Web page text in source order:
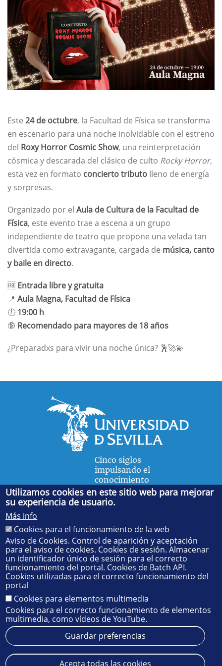
Este 24 de octubre, la Facultad de Física se transforma
en escenario para una noche inolvidable con el estreno
del Roxy Horror Cosmic Show, una reinterpretación
cósmica y descarada del clásico de culto Rocky Horror,
esta vez en formato concierto tributo lleno de energía
y sorpresas.
Organizado por el Aula de Cultura de la Facultad de
Física, este evento trae a escena a un grupo
independiente de teatro que propone una velada tan
divertida como extravagante, cargada de música, canto
y baile en directo.
🆓 Entrada libre y gratuita
📍 Aula Magna, Facultad de Física
🕖 19:00 h
🔞 Recomendado para mayores de 18 años
¿Preparadxs para vivir una noche única? 🕺🚀💫
Cinco siglos
impulsando el
conocimiento
FACULTAD DE FÍSICA
Avda. de la Reina Mercedes, s/n. 41012 Sevilla. Tel.:
55 28 91. Administración:administradorfisica@us.es
Secretaría:jsecfisi@us.es- Decanato:ffisaog@us.es
Aviso legal Protección de datos
Cookies
Utilizamos cookies en este sitio web para mejorar
su experiencia de usuario.
Más info
Cookies para el funcionamiento de la web
Aviso de Cookies. Control de aparición y aceptación
para el aviso de cookies. Cookies de sesión. Almacenar
un identificador único de sesión para el correcto
funcionamiento del portal. Cookies de Batch API.
Cookies utilizadas para el correcto funcionamiento del
portal
Cookies para elementos multimedia
Cookies para el correcto funcionamiento de elementos
multimedia, como vídeos de YouTube.
Guardar preferencias
Acepta todas las cookies